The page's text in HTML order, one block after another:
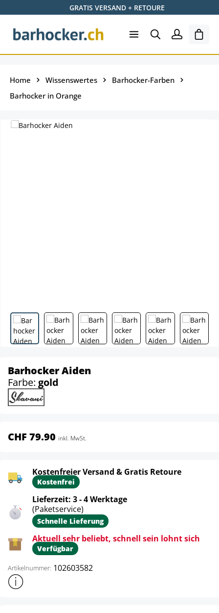
Zum Hauptinhalt springenGRATIS VERSAND + RETOURE
Home Wissenswertes
Barhocker-Farben
Barhocker in Orange
Barhocker Aiden
Farbe: gold
CHF 79.90 inkl. MwSt.
Kostenfreier Versand & Gratis Retoure
Kostenfrei
Lieferzeit: 3 - 4 Werktage
(Paketservice)
Schnelle Lieferung
Aktuell sehr beliebt, schnell sein lohnt sich
Verfügbar
Artikelnummer: 102603582
Weitere Produktinformationen anzeigen